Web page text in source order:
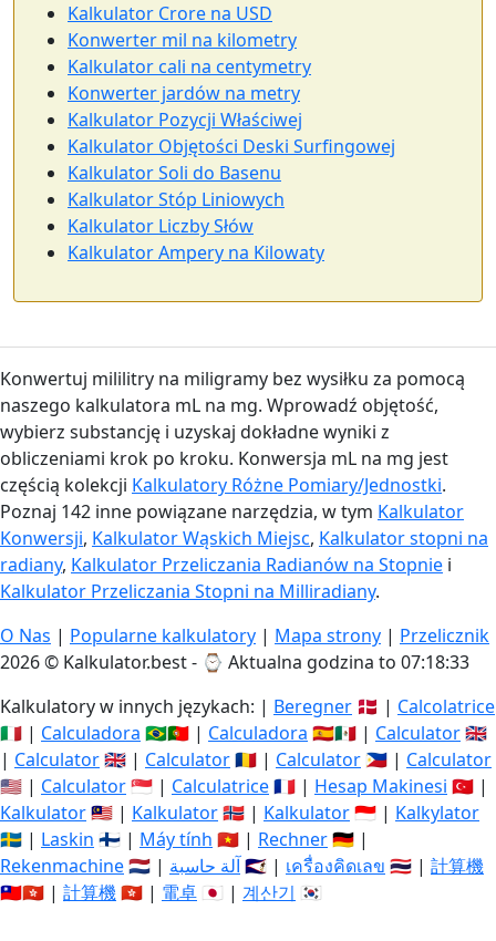
Kalkulator Crore na USD
Konwerter mil na kilometry
Kalkulator cali na centymetry
Konwerter jardów na metry
Kalkulator Pozycji Właściwej
Kalkulator Objętości Deski Surfingowej
Kalkulator Soli do Basenu
Kalkulator Stóp Liniowych
Kalkulator Liczby Słów
Kalkulator Ampery na Kilowaty
Konwertuj mililitry na miligramy bez wysiłku za pomocą
naszego kalkulatora mL na mg. Wprowadź objętość,
wybierz substancję i uzyskaj dokładne wyniki z
obliczeniami krok po kroku. Konwersja mL na mg jest
częścią kolekcji Kalkulatory Różne Pomiary/Jednostki.
Poznaj 142 inne powiązane narzędzia, w tym Kalkulator
Konwersji, Kalkulator Wąskich Miejsc, Kalkulator stopni na
radiany, Kalkulator Przeliczania Radianów na Stopnie i
Kalkulator Przeliczania Stopni na Milliradiany.
O Nas | Popularne kalkulatory | Mapa strony | Przelicznik
2026 © Kalkulator.best - ⌚ Aktualna godzina to 07:18:34
Kalkulatory w innych językach: | Beregner 🇩🇰 | Calcolatrice
🇮🇹 | Calculadora 🇧🇷🇵🇹 | Calculadora 🇪🇸🇲🇽 | Calculator🇬🇧
| Calculator🇬🇧 | Calculator🇷🇴 | Calculator 🇵🇭 | Calculator
🇺🇸 | Calculator🇸🇬 | Calculatrice🇫🇷 | Hesap Makinesi 🇹🇷 |
Kalkulator🇲🇾 | Kalkulator🇳🇴 | Kalkulator🇮🇩 | Kalkylator
🇸🇪 | Laskin 🇫🇮 | Máy tính 🇻🇳 | Rechner🇩🇪 |
Rekenmachine🇳🇱 | آلة حاسبة🇸🇦 | เครื่องคิดเลข 🇹🇭 | 計算機
🇹🇼🇭🇰 | 計算機🇭🇰 | 電卓 🇯🇵 | 계산기 🇰🇷